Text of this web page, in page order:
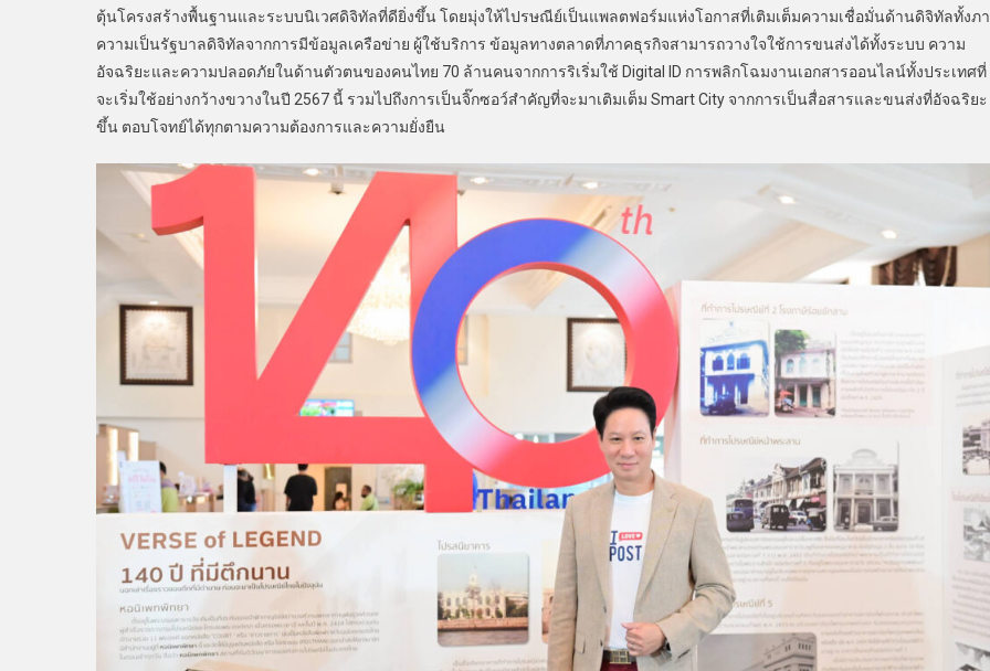
ตุ้นโครงสร้างพื้นฐานและระบบนิเวศดิจิทัลที่ดียิ่งขึ้น โดยมุ่งให้ไปรษณีย์เป็นแพลตฟอร์มแห่งโอกาสที่เติมเต็มความเชื่อมั่นด้านดิจิทัลทั้งภ
ความเป็นรัฐบาลดิจิทัลจากการมีข้อมูลเครือข่าย ผู้ใช้บริการ ข้อมูลทางตลาดที่ภาคธุรกิจสามารถวางใจใช้การขนส่งได้ทั้งระบบ ความ
อัจฉริยะและความปลอดภัยในด้านตัวตนของคนไทย 70 ล้านคนจากการริเริ่มใช้ Digital ID การพลิกโฉมงานเอกสารออนไลน์ทั้งประเทศที่
จะเริ่มใช้อย่างกว้างขวางในปี 2567 นี้ รวมไปถึงการเป็นจิ๊กซอว์สำคัญที่จะมาเติมเต็ม Smart City จากการเป็นสื่อสารและขนส่งที่อัจฉริยะ
ขึ้น ตอบโจทย์ได้ทุกตามความต้องการและความยั่งยืน